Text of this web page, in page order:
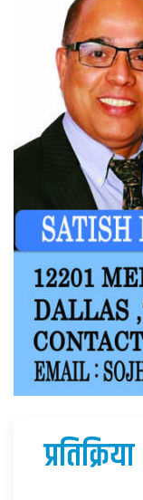
प्रतिक्रिया